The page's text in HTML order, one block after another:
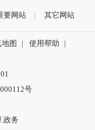
要网站 其它网站
图 | 使用帮助
|
号
政务